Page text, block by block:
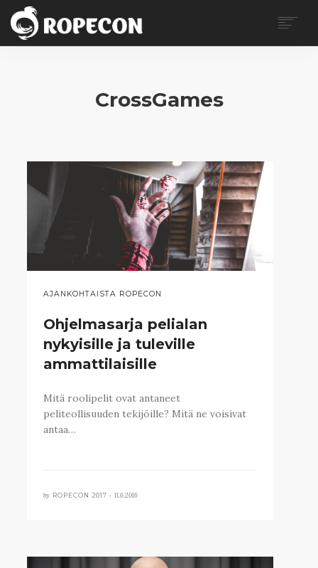
OTA YHTEYTTÄ
SEARCH
CrossGames
AJANKOHTAISTA ROPECON
Ohjelmasarja pelialan
nykyisille ja tuleville
ammattilaisille
Mitä roolipelit ovat antaneet
peliteollisuuden tekijöille? Mitä ne voisivat
antaa…
by ROPECON 2017 • 11.6.2016